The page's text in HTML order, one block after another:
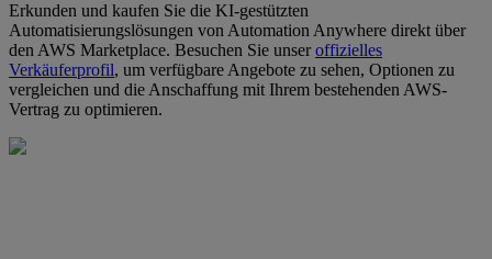
Erkunden und kaufen Sie die KI-gestützten
Automatisierungslösungen von Automation Anywhere direkt über
den AWS Marketplace. Besuchen Sie unseroffizielles
Verkäuferprofil, um verfügbare Angebote zu sehen, Optionen zu
vergleichen und die Anschaffung mit Ihrem bestehenden AWS-
Vertrag zu optimieren.